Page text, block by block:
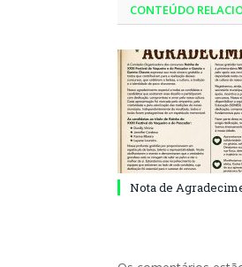
CONTEÚDO
Nota de